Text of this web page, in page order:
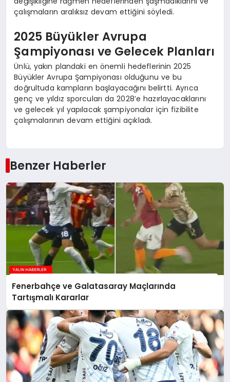
çalışmaların aralıksız devam ettiğini söyledi.
2025 Büyükler Avrupa
Şampiyonası ve Gelecek Planları
Ünlü, yakın plandaki en önemli hedeflerinin 2025
Büyükler Avrupa Şampiyonası olduğunu ve bu
doğrultuda kampların başlayacağını belirtti. Ayrıca
genç ve yıldız sporcuları da 2028’e hazırlayacaklarını
ve gelecek yıl yapılacak şampiyonalar için fizibilite
çalışmalarının devam ettiğini açıkladı.
Benzer Haberler
Fenerbahçe ve Galatasaray Maçlarında
Tartışmalı Kararlar